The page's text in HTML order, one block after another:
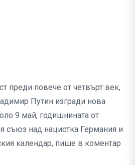
преди повече от четвърт век,
Путин изгради нова
9 май, годишнината от
съюз над нацистка Германия и
календар, пише в коментар